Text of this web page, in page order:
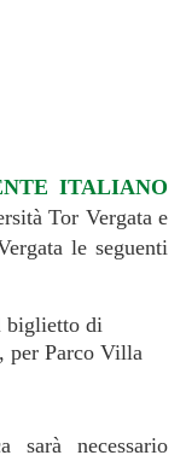
ITALIANO
Tor Vergata e
le seguenti
biglietto di
per Parco Villa
sarà necessario